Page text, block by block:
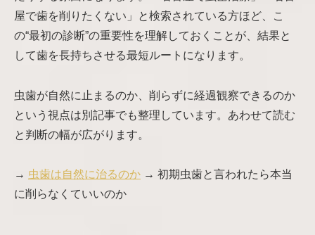
屋で歯を削りたくない」と検索されている方ほど、こ
の“最初の診断”の重要性を理解しておくことが、結果と
して歯を長持ちさせる最短ルートになります。
虫歯が自然に止まるのか、削らずに経過観察できるのか
という視点は別記事でも整理しています。あわせて読む
と判断の幅が広がります。
→ 虫歯は自然に治るのか → 初期虫歯と言われたら本当
に削らなくていいのか